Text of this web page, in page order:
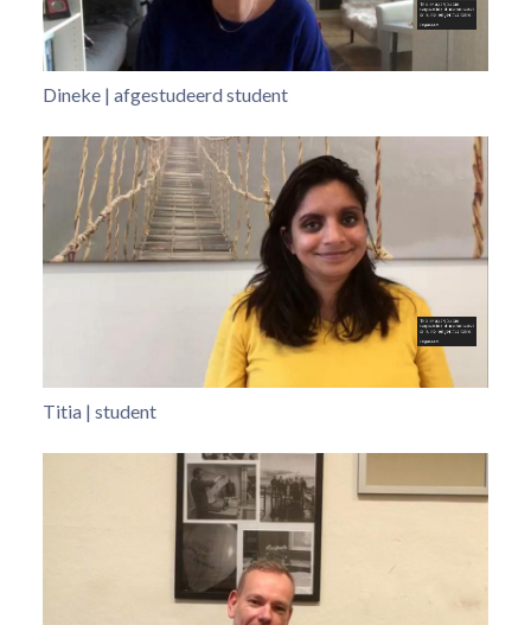
Dineke | afgestudeerd student
Titia | student